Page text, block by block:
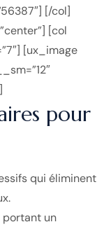
[/col]
[col
[ux_image
pour
qui éliminent
portant un